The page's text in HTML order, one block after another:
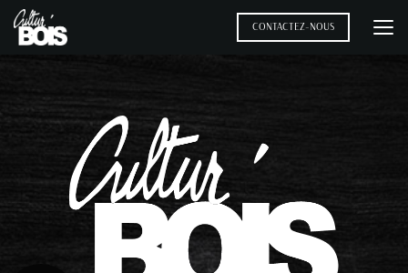
Aller
au
contenu
CONTACTEZ-NOUS